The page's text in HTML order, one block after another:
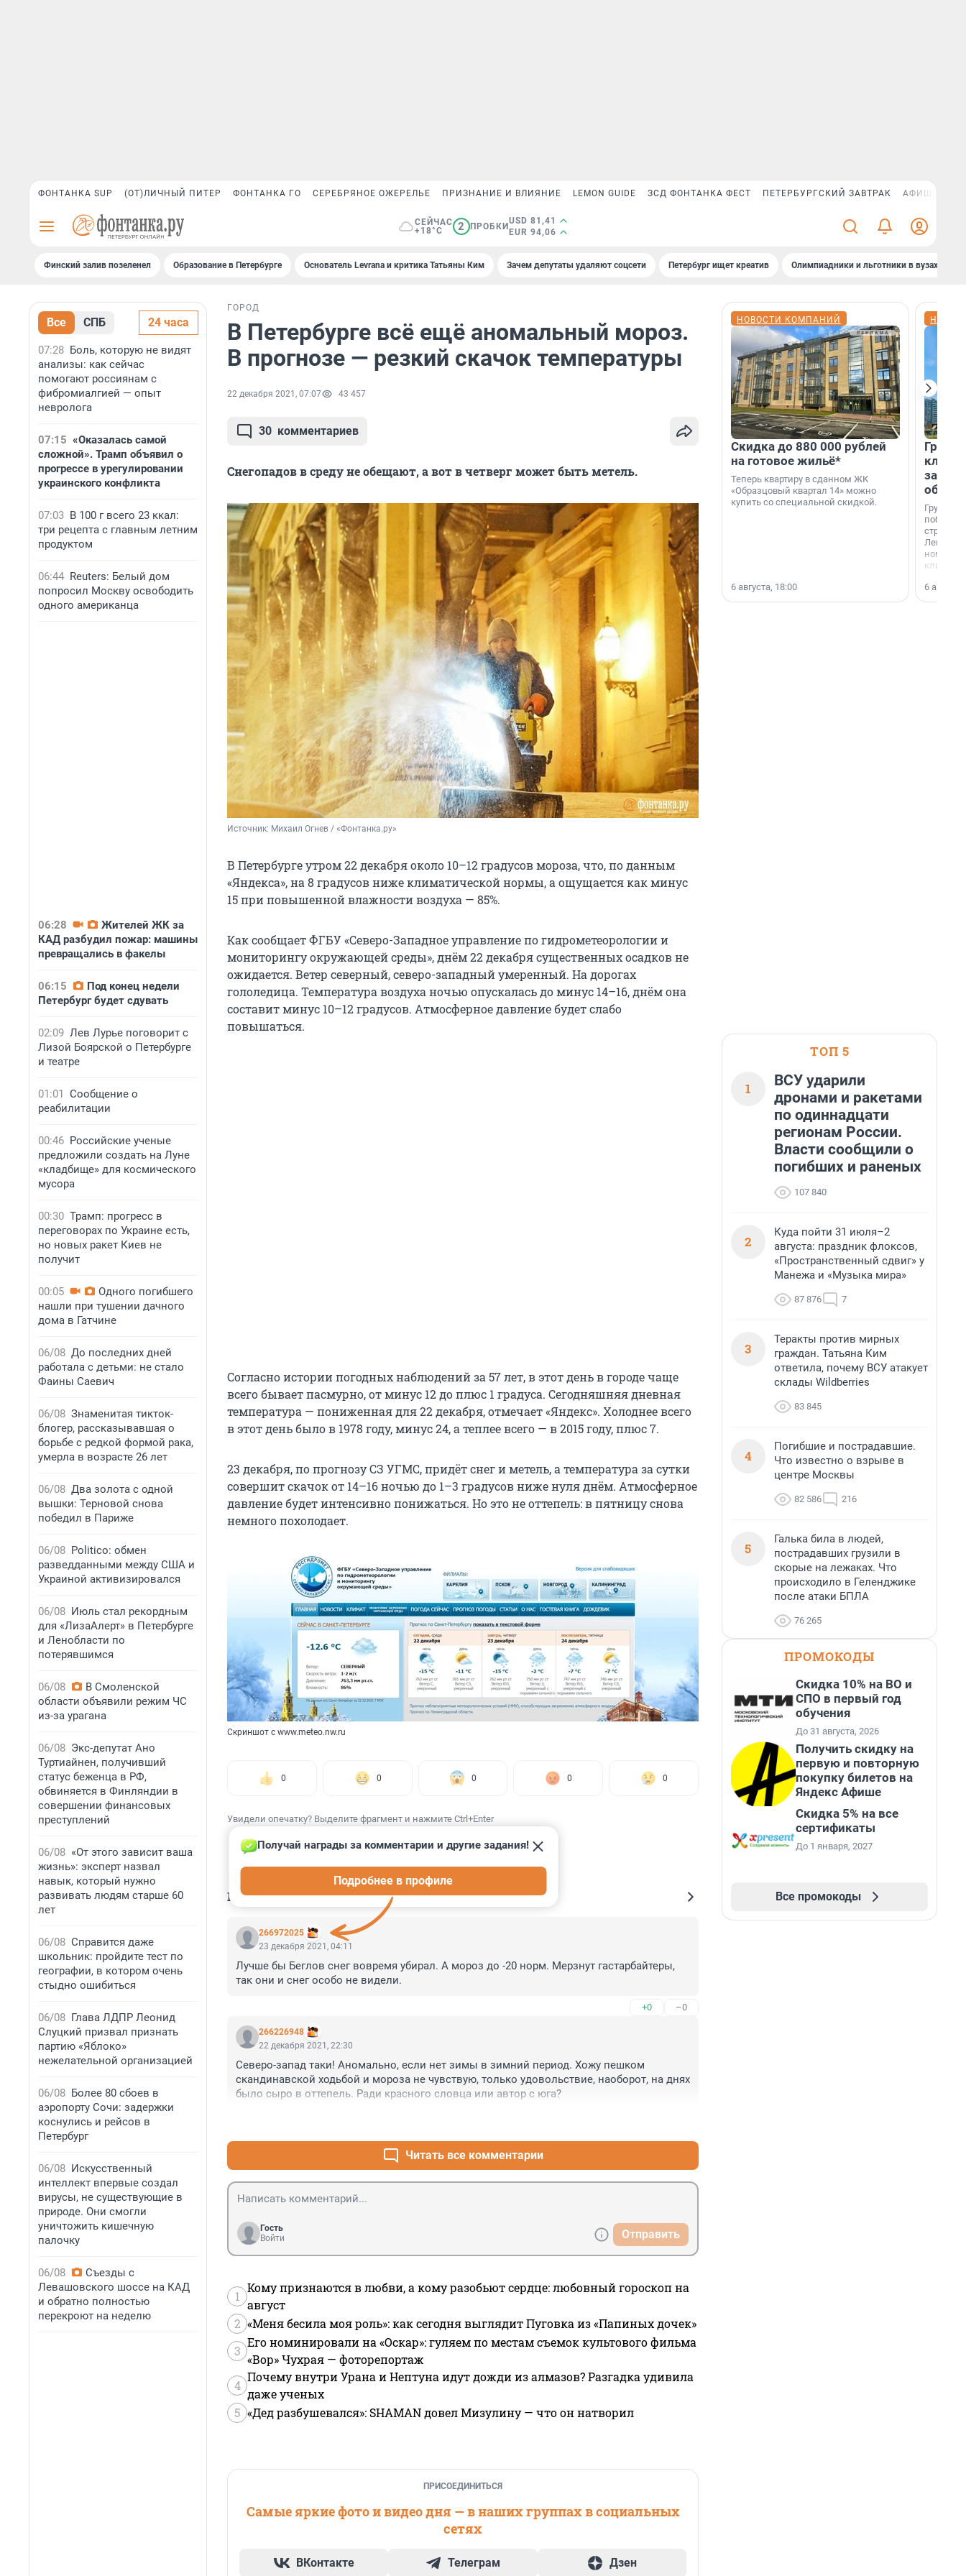
ФОНТАНКА SUP (ОТ)ЛИЧНЫЙ ПИТЕР ФОНТАНКА ГО СЕРЕБРЯНОЕ ОЖЕРЕЛЬЕ ПРИЗНАНИЕ И ВЛИЯНИЕ LEMON GUIDE ЗСД ФОНТАНКА ФЕСТ ПЕТЕРБУРГСКИЙ ЗАВТРАК АФИША PLUS
СЕЙЧАС
+18°C
2 ПРОБКИ
USD 81,41
EUR 94,06
Финский залив позеленел Образование в Петербурге Основатель Levrana и критика Татьяны Ким Зачем депутаты удаляют соцсети Петербург ищет креатив Олимпиадники и льготники в вузах СПб
Все СПБ 24 часа
07:28 Боль, которую не видят
анализы: как сейчас
помогают россиянам с
фибромиалгией — опыт
невролога
07:15 «Оказалась самой
сложной». Трамп объявил о
прогрессе в урегулировании
украинского конфликта
07:03 В 100 г всего 23 ккал:
три рецепта с главным летним
продуктом
06:44 Reuters: Белый дом
попросил Москву освободить
одного американца
06:28
Жителей ЖК за
КАД разбудил пожар: машины
превращались в факелы
06:15
Под конец недели
Петербург будет сдувать
02:09 Лев Лурье поговорит с
Лизой Боярской о Петербурге
и театре
01:01 Сообщение о
реабилитации
00:46 Российские ученые
предложили создать на Луне
«кладбище» для космического
мусора
00:30 Трамп: прогресс в
переговорах по Украине есть,
но новых ракет Киев не
получит
00:05
Одного погибшего
нашли при тушении дачного
дома в Гатчине
06/08 До последних дней
работала с детьми: не стало
Фаины Саевич
06/08 Знаменитая тикток-
блогер, рассказывавшая о
борьбе с редкой формой рака,
умерла в возрасте 26 лет
06/08 Два золота с одной
вышки: Терновой снова
победил в Париже
06/08 Politico: обмен
разведданными между США и
Украиной активизировался
06/08 Июль стал рекордным
для «ЛизаАлерт» в Петербурге
и Ленобласти по
потерявшимся
06/08
В Смоленской
области объявили режим ЧС
из-за урагана
06/08 Экс-депутат Ано
Туртиайнен, получивший
статус беженца в РФ,
обвиняется в Финляндии в
совершении финансовых
преступлений
06/08 «От этого зависит ваша
жизнь»: эксперт назвал
навык, который нужно
развивать людям старше 60
лет
06/08 Справится даже
школьник: пройдите тест по
географии, в котором очень
стыдно ошибиться
06/08 Глава ЛДПР Леонид
Слуцкий призвал признать
партию «Яблоко»
нежелательной организацией
06/08 Более 80 сбоев в
аэропорту Сочи: задержки
коснулись и рейсов в
Петербург
06/08 Искусственный
интеллект впервые создал
вирусы, не существующие в
природе. Они смогли
уничтожить кишечную
палочку
06/08
Съезды с
Левашовского шоссе на КАД
и обратно полностью
перекроют на неделю
ГОРОД
В Петербурге всё ещё аномальный мороз.
В прогнозе — резкий скачок температуры
22 декабря 2021, 07:07 43 457
30 комментариев
Снегопадов в среду не обещают, а вот в четверг может быть метель.
Источник: Михаил Огнев / «Фонтанка.ру»
В Петербурге утром 22 декабря около 10–12 градусов мороза, что, по данным
«Яндекса», на 8 градусов ниже климатической нормы, а ощущается как минус
15 при повышенной влажности воздуха — 85%.
Как сообщает ФГБУ «Северо-Западное управление по гидрометеорологии и
мониторингу окружающей среды», днём 22 декабря существенных осадков не
ожидается. Ветер северный, северо-западный умеренный. На дорогах
гололедица. Температура воздуха ночью опускалась до минус 14–16, днём она
составит минус 10–12 градусов. Атмосферное давление будет слабо
повышаться.
Согласно истории погодных наблюдений за 57 лет, в этот день в городе чаще
всего бывает паcмурно, от минус 12 до плюс 1 градуса. Сегодняшняя дневная
температура — пониженная для 22 декабря, отмечает «Яндекс». Холоднее всего
в этот день было в 1978 году, минус 24, а теплее всего — в 2015 году, плюс 7.
23 декабря, по прогнозу СЗ УГМС, придёт снег и метель, а температура за сутки
совершит скачок от 14–16 ночью до 1–3 градусов ниже нуля днём. Атмосферное
давление будет интенсивно понижаться. Но это не оттепель: в пятницу снова
немного похолодает.
Скриншот с www.meteo.nw.ru
0 0 0 0 0
Увидели опечатку? Выделите фрагмент и нажмите Ctrl+Enter
КОММЕНТАРИИ 30
266972025
Получай награды за комментарии и другие задания!
Подробнее в профиле
23 декабря 2021, 04:11
Лучше бы Беглов снег вовремя убирал. А мороз до -20 норм. Мерзнут гастарбайтеры,
так они и снег особо не видели.
+0 –0
266226948
22 декабря 2021, 22:30
Северо-запад таки! Аномально, если нет зимы в зимний период. Хожу пешком
скандинавской ходьбой и мороза не чувствую, только удовольствие, наоборот, на днях
было сыро в оттепель. Ради красного словца или автор с юга?
Читать все комментарии
Гость
Войти
Отправить
1
Кому признаются в любви, а кому разобьют сердце: любовный гороскоп на
август
2 «Меня бесила моя роль»: как сегодня выглядит Пуговка из «Папиных дочек»
3
Его номинировали на «Оскар»: гуляем по местам съемок культового фильма
«Вор» Чухрая — фоторепортаж
4
Почему внутри Урана и Нептуна идут дожди из алмазов? Разгадка удивила
даже ученых
5 «Дед разбушевался»: SHAMAN довел Мизулину — что он натворил
ПРИСОЕДИНИТЬСЯ
Самые яркие фото и видео дня — в наших группах в социальных
сетях
ВКонтакте Телеграм Дзен
НОВОСТИ КОМПАНИЙ
Скидка до 880 000 рублей
на готовое жильё*
Теперь квартиру в сданном ЖК
«Образцовый квартал 14» можно
купить со специальной скидкой.
6 августа, 18:00
Группа
области».
6
ТОП 5
1
ВСУ ударили
дронами и ракетами
по одиннадцати
регионам России.
Власти сообщили о
погибших и раненых
107 840
2
Куда пойти 31 июля–2
августа: праздник флоксов,
«Пространственный сдвиг» у
Манежа и «Музыка мира»
87 876 7
3
Теракты против мирных
граждан. Татьяна Ким
ответила, почему ВСУ атакует
склады Wildberries
83 845
4
Погибшие и пострадавшие.
Что известно о взрыве в
центре Москвы
82 586 216
5
Галька била в людей,
пострадавших грузили в
скорые на лежаках. Что
происходило в Геленджике
после атаки БПЛА
76 265
ПРОМОКОДЫ
Скидка 10% на ВО и
СПО в первый год
обучения
До 31 августа, 2026
Получить скидку на
первую и повторную
покупку билетов на
Яндекс Афише
Скидка 5% на все
сертификаты
До 1 января, 2027
Все промокоды